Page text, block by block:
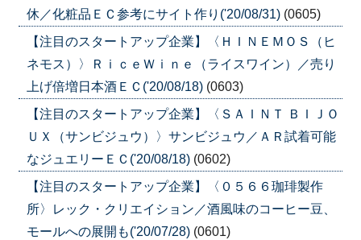
休／化粧品ＥＣ参考にサイト作り('20/08/31) (0605)
【注目のスタートアップ企業】〈ＨＩＮＥＭＯＳ（ヒ
ネモス）〉ＲｉｃｅＷｉｎｅ（ライスワイン）／売り
上げ倍増日本酒ＥＣ('20/08/18) (0603)
【注目のスタートアップ企業】〈ＳＡＩＮＴ ＢＩＪＯ
ＵＸ（サンビジュウ）〉サンビジュウ／ＡＲ試着可能
なジュエリーＥＣ('20/08/18) (0602)
【注目のスタートアップ企業】〈０５６６珈琲製作
所〉レック・クリエイション／酒風味のコーヒー豆、
モールへの展開も('20/07/28) (0601)